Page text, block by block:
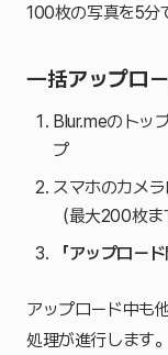
100枚の写真を5分
一括アップロ
Blur.meのトッ
プ
スマホのカメ
（最大200枚ま
「アップロード
アップロード中も
処理が進行します。